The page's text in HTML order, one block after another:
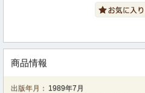
商品情報
出版年月： 1989年7月